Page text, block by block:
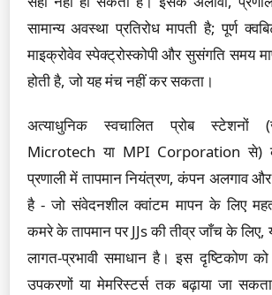
सामान्य अवस्था प्रतिरोध मापती है; पूर्ण
माइक्रोवेव स्पेक्ट्रोस्कोपी और सुसंगति समय
होती है, जो यह मंच नहीं कर सकता।
अत्याधुनिक स्वचालित प्रोब स्टेशनों
Microtech या MPI Corporation से)
प्रणाली में तापमान नियंत्रण, कंपन अलगाव और
है - जो संवेदनशील क्वांटम मापन के लिए
कमरे के तापमान पर JJs की तीव्र जाँच के लिए,
लागत-प्रभावी समाधान है। इस दृष्टिकोण
उपकरणों या मेमरिस्टर्स तक बढ़ाया जा